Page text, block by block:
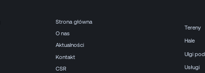
Strona główna
O nas
Aktualności
Kontakt
CSR
Tereny
Hale
Ulgi
Usługi